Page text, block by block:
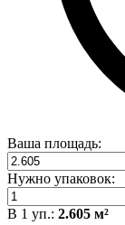
Ваша площадь:
Нужно упаковок:
В 1 уп.: 2.605 м²